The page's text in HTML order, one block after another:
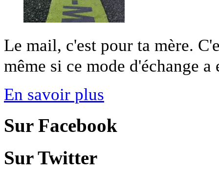
Le mail, c'est pour ta mère.
même si ce mode d'échange
En savoir plus
Sur Facebook
Sur Twitter